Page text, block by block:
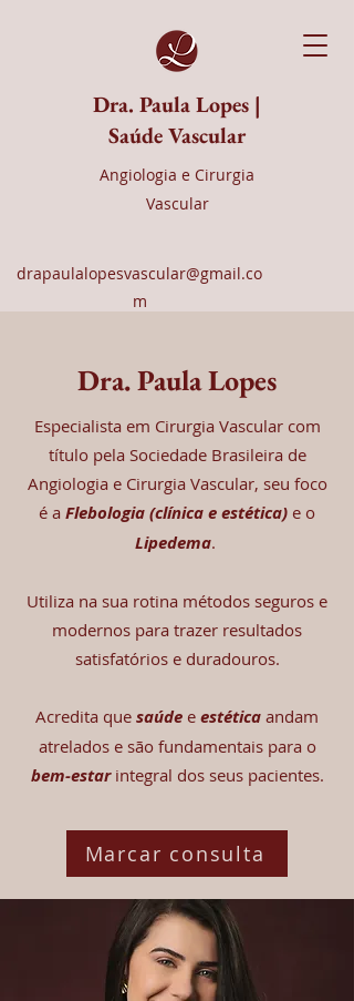
Dra. Paula Lopes |
Saúde Vascular
Angiologia e Cirurgia
Vascular
drapaulalopesvascular@gmail.co
m
Dra. Paula Lopes
Especialista em Cirurgia Vascular com
título pela Sociedade Brasileira de
Angiologia e Cirurgia Vascular, seu foco
é a Flebologia (clínica e estética) e o
Lipedema.
Utiliza na sua rotina métodos seguros e
modernos para trazer resultados
satisfatórios e duradouros.
Acredita que saúde e estética andam
atrelados e são fundamentais para o
bem-estarintegral dos seus pacientes.
Marcar consulta